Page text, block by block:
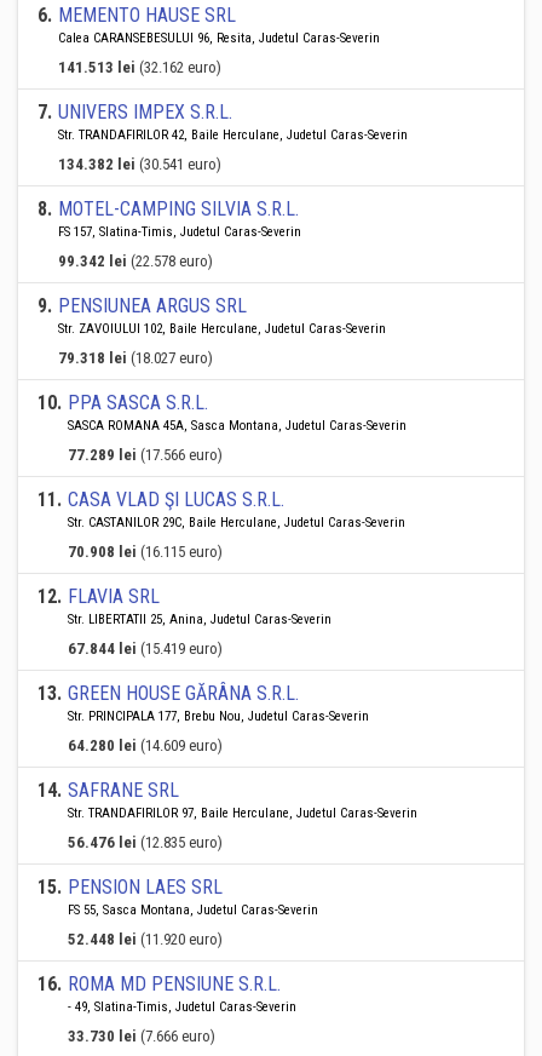
6. MEMENTO HAUSE SRL
Calea CARANSEBESULUI 96, Resita, Judetul Caras-Severin
141.513 lei (32.162 euro)
7. UNIVERS IMPEX S.R.L.
Str. TRANDAFIRILOR 42, Baile Herculane, Judetul Caras-Severin
134.382 lei (30.541 euro)
8. MOTEL-CAMPING SILVIA S.R.L.
FS 157, Slatina-Timis, Judetul Caras-Severin
99.342 lei (22.578 euro)
9. PENSIUNEA ARGUS SRL
Str. ZAVOIULUI 102, Baile Herculane, Judetul Caras-Severin
79.318 lei (18.027 euro)
10. PPA SASCA S.R.L.
SASCA ROMANA 45A, Sasca Montana, Judetul Caras-Severin
77.289 lei (17.566 euro)
11. CASA VLAD ŞI LUCAS S.R.L.
Str. CASTANILOR 29C, Baile Herculane, Judetul Caras-Severin
70.908 lei (16.115 euro)
12. FLAVIA SRL
Str. LIBERTATII 25, Anina, Judetul Caras-Severin
67.844 lei (15.419 euro)
13. GREEN HOUSE GĂRÂNA S.R.L.
Str. PRINCIPALA 177, Brebu Nou, Judetul Caras-Severin
64.280 lei (14.609 euro)
14. SAFRANE SRL
Str. TRANDAFIRILOR 97, Baile Herculane, Judetul Caras-Severin
56.476 lei (12.835 euro)
15. PENSION LAES SRL
FS 55, Sasca Montana, Judetul Caras-Severin
52.448 lei (11.920 euro)
16. ROMA MD PENSIUNE S.R.L.
- 49, Slatina-Timis, Judetul Caras-Severin
33.730 lei (7.666 euro)